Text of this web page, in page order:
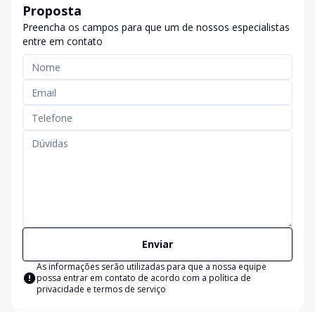
Proposta
Preencha os campos para que um de nossos especialistas
entre em contato
Enviar
As informações serão utilizadas para que a nossa equipe
possa entrar em contato de acordo com a política de
privacidade e termos de serviço